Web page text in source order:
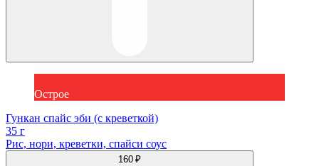
Острое
Гункан спайс эби (с креветкой)
35 г
Рис, нори, креветки, спайси соус
160 ₽